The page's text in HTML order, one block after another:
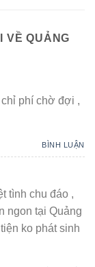
VỀ QUẢNG
phí chờ đợi ,
BÌNH LUẬN
tình chu đáo ,
ngon tại Quảng
ko phát sinh